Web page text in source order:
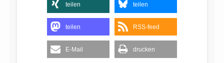
teilen teilen
teilen RSS-feed
E-Mail drucken